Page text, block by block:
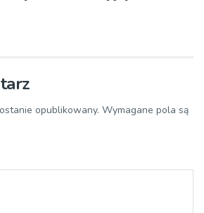
opublikowany. Wymagane pola są